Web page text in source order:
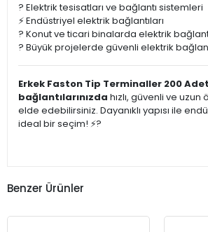
? Elektrik tesisatları ve bağlantı sistemleri
⚡ Endüstriyel elektrik bağlantıları
? Konut ve ticari binalarda elektrik
? Büyük projelerde güvenli elektrik
Erkek Faston Tip Terminaller 200 Adet
bağlantılarınızda hızlı, güvenli ve
elde edebilirsiniz. Dayanıklı yapısı ile
ideal bir seçim! ⚡?
Benzer Ürünler